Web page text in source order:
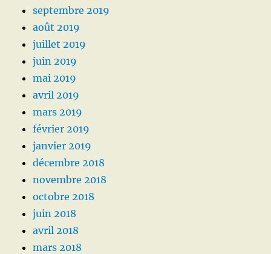
septembre 2019
août 2019
juillet 2019
juin 2019
mai 2019
avril 2019
mars 2019
février 2019
janvier 2019
décembre 2018
novembre 2018
octobre 2018
juin 2018
avril 2018
mars 2018